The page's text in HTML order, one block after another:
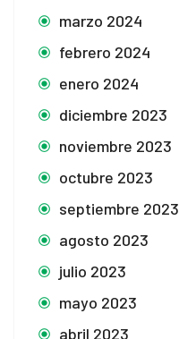
marzo 2024
febrero 2024
enero 2024
diciembre 2023
noviembre 2023
octubre 2023
septiembre 2023
agosto 2023
julio 2023
mayo 2023
abril 2023